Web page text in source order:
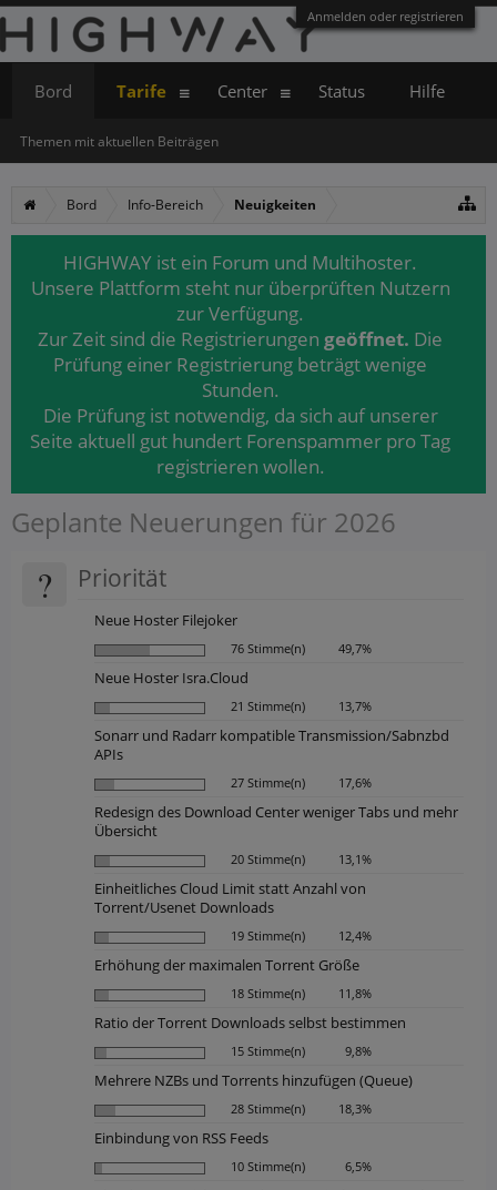
Anmelden oder registrieren
Bord Info-Bereich Neuigkeiten
HIGHWAY ist ein Forum und Multihoster.
Unsere Plattform steht nur überprüften Nutzern
zur Verfügung.
Zur Zeit sind die Registrierungen geöffnet. Die
Prüfung einer Registrierung beträgt wenige
Stunden.
Die Prüfung ist notwendig, da sich auf unserer
Seite aktuell gut hundert Forenspammer pro Tag
registrieren wollen.
Geplante Neuerungen für 2026
? Priorität
Neue Hoster Filejoker
76 Stimme(n) 49,7%
Neue Hoster Isra.Cloud
21 Stimme(n) 13,7%
Sonarr und Radarr kompatible Transmission/Sabnzbd
APIs
27 Stimme(n) 17,6%
Redesign des Download Center weniger Tabs und mehr
Übersicht
20 Stimme(n) 13,1%
Einheitliches Cloud Limit statt Anzahl von
Torrent/Usenet Downloads
19 Stimme(n) 12,4%
Erhöhung der maximalen Torrent Größe
18 Stimme(n) 11,8%
Ratio der Torrent Downloads selbst bestimmen
15 Stimme(n) 9,8%
Mehrere NZBs und Torrents hinzufügen (Queue)
28 Stimme(n) 18,3%
Einbindung von RSS Feeds
10 Stimme(n) 6,5%
Bord
Themen mit aktuellen Beiträgen
Tarife Center Status Hilfe